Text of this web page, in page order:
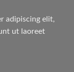
adipiscing elit,
ut laoreet